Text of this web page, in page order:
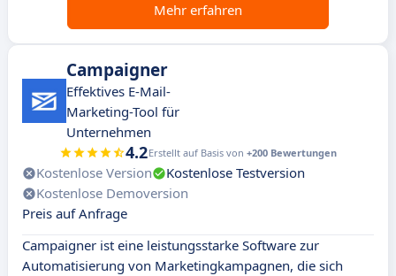
Mehr erfahren
Campaigner
Effektives E-Mail-
Marketing-Tool für
Unternehmen
4.2Erstellt auf Basis von +200 Bewertungen
Kostenlose Version
Kostenlose Testversion
Kostenlose Demoversion
Preis auf Anfrage
Campaigner ist eine leistungsstarke Software zur
Automatisierung von Marketingkampagnen, die sich